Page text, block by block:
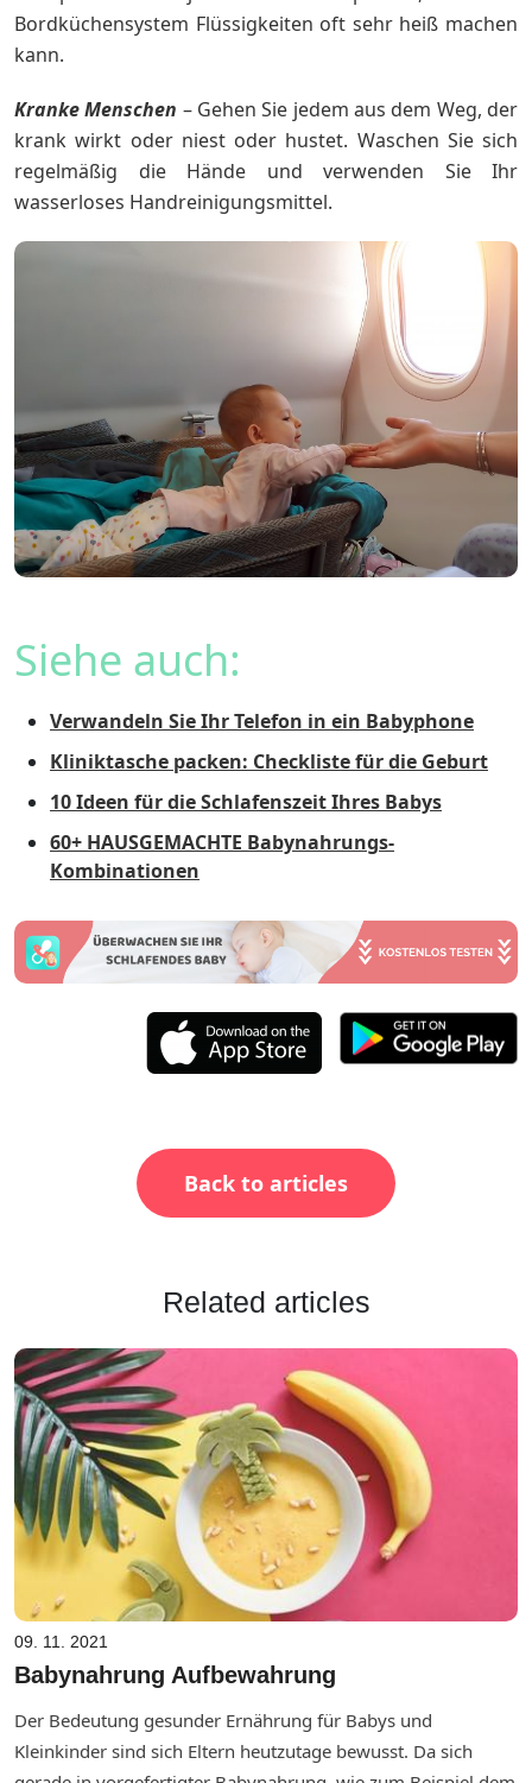
Bordküchensystem Flüssigkeiten oft sehr heiß machen
kann.
Kranke Menschen – Gehen Sie jedem aus dem Weg, der
krank wirkt oder niest oder hustet. Waschen Sie sich
regelmäßig die Hände und verwenden Sie Ihr
wasserloses Handreinigungsmittel.
Siehe auch:
Verwandeln Sie Ihr Telefon in ein Babyphone
Kliniktasche packen: Checkliste für die Geburt
10 Ideen für die Schlafenszeit Ihres Babys
60+ HAUSGEMACHTE Babynahrungs-
Kombinationen
Back to articles
Related articles
09. 11. 2021
Babynahrung Aufbewahrung
Der Bedeutung gesunder Ernährung für Babys und
Kleinkinder sind sich Eltern heutzutage bewusst. Da sich